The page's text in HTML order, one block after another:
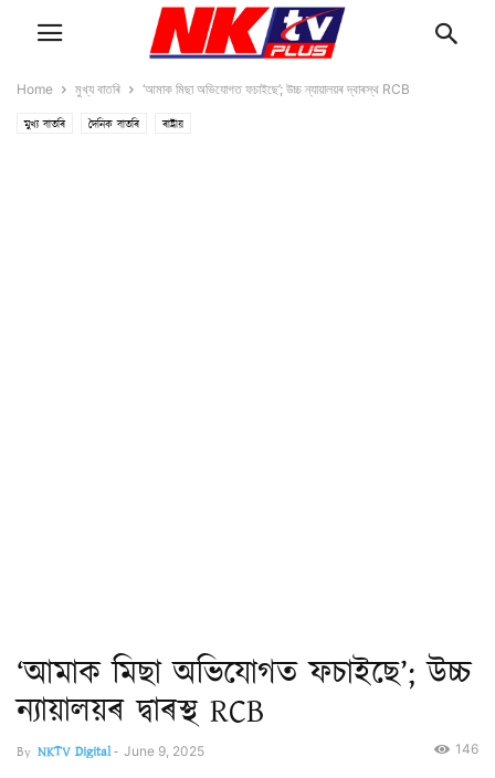
Home মুখ্য বাতৰি ‘আমাক মিছা অভিযোগত ফচাইছে’; উচ্চ ন্যায়ালয়ৰ দ্বাৰস্থ RCB
মুখ্য বাতৰি দৈনিক বাতৰি ৰাষ্ট্ৰীয়
‘আমাক মিছা অভিযোগত ফচাইছে’; উচ্চ
ন্যায়ালয়ৰ দ্বাৰস্থ RCB
By NKTV Digital- June 9, 2025 146